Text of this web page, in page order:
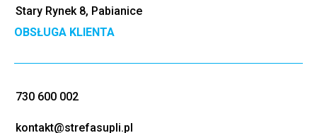
Stary Rynek 8, Pabianice
OBSŁUGA KLIENTA
730 600 002
kontakt@strefasupli.pl